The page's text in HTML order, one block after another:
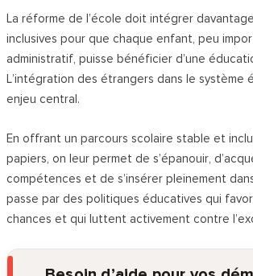
La réforme de l’école doit intégrer
inclusives pour que chaque enfant, peu
administratif, puisse bénéficier d’une
L’intégration des étrangers dans le système
enjeu central.
En offrant un parcours scolaire stable et
papiers, on leur permet de s’épanouir,
compétences et de s’insérer pleinement
passe par des politiques éducatives qui
chances et qui luttent activement contre